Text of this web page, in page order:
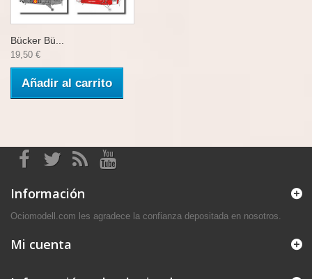
Bücker Bü...
19,50 €
Añadir al carrito
Información
Ociomodell.com les agradece la confianza depositada en nosotros.
Mi cuenta